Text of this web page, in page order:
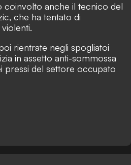
coinvolto anche il tecnico del
che ha tentato di
rientrate negli spogliatoi
in assetto anti-sommossa
pressi del settore occupato